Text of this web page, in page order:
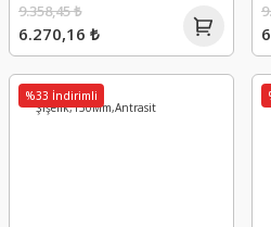
6.270,16 ₺
9.358,45 ₺
%33 İndirimli